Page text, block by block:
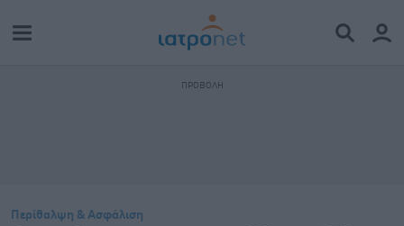
Περίθαλψη & Ασφάλιση